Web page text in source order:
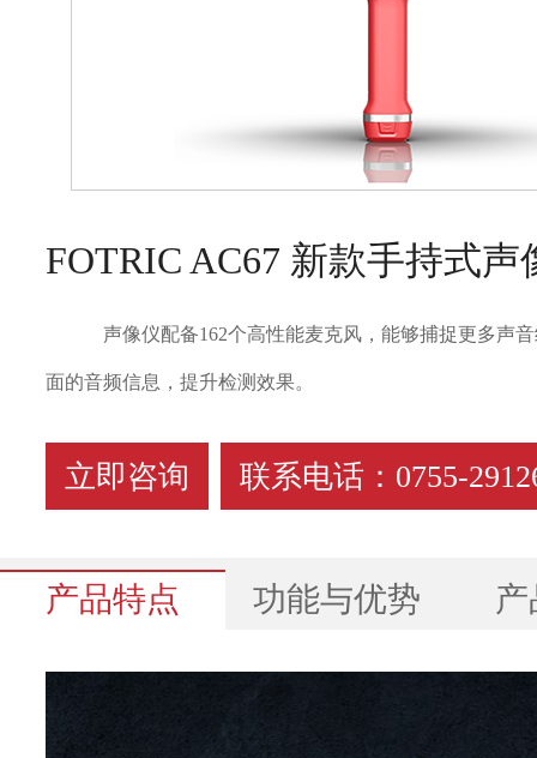
FOTRIC AC67 新款手持式声
声像仪配备162个高性能麦克风，能够捕捉更多声
面的音频信息，提升检测效果。
立即咨询 联系电话：0755-
产品特点 功能与优势